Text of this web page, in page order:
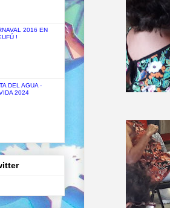
2016 EN
!
DEL AGUA -
2024